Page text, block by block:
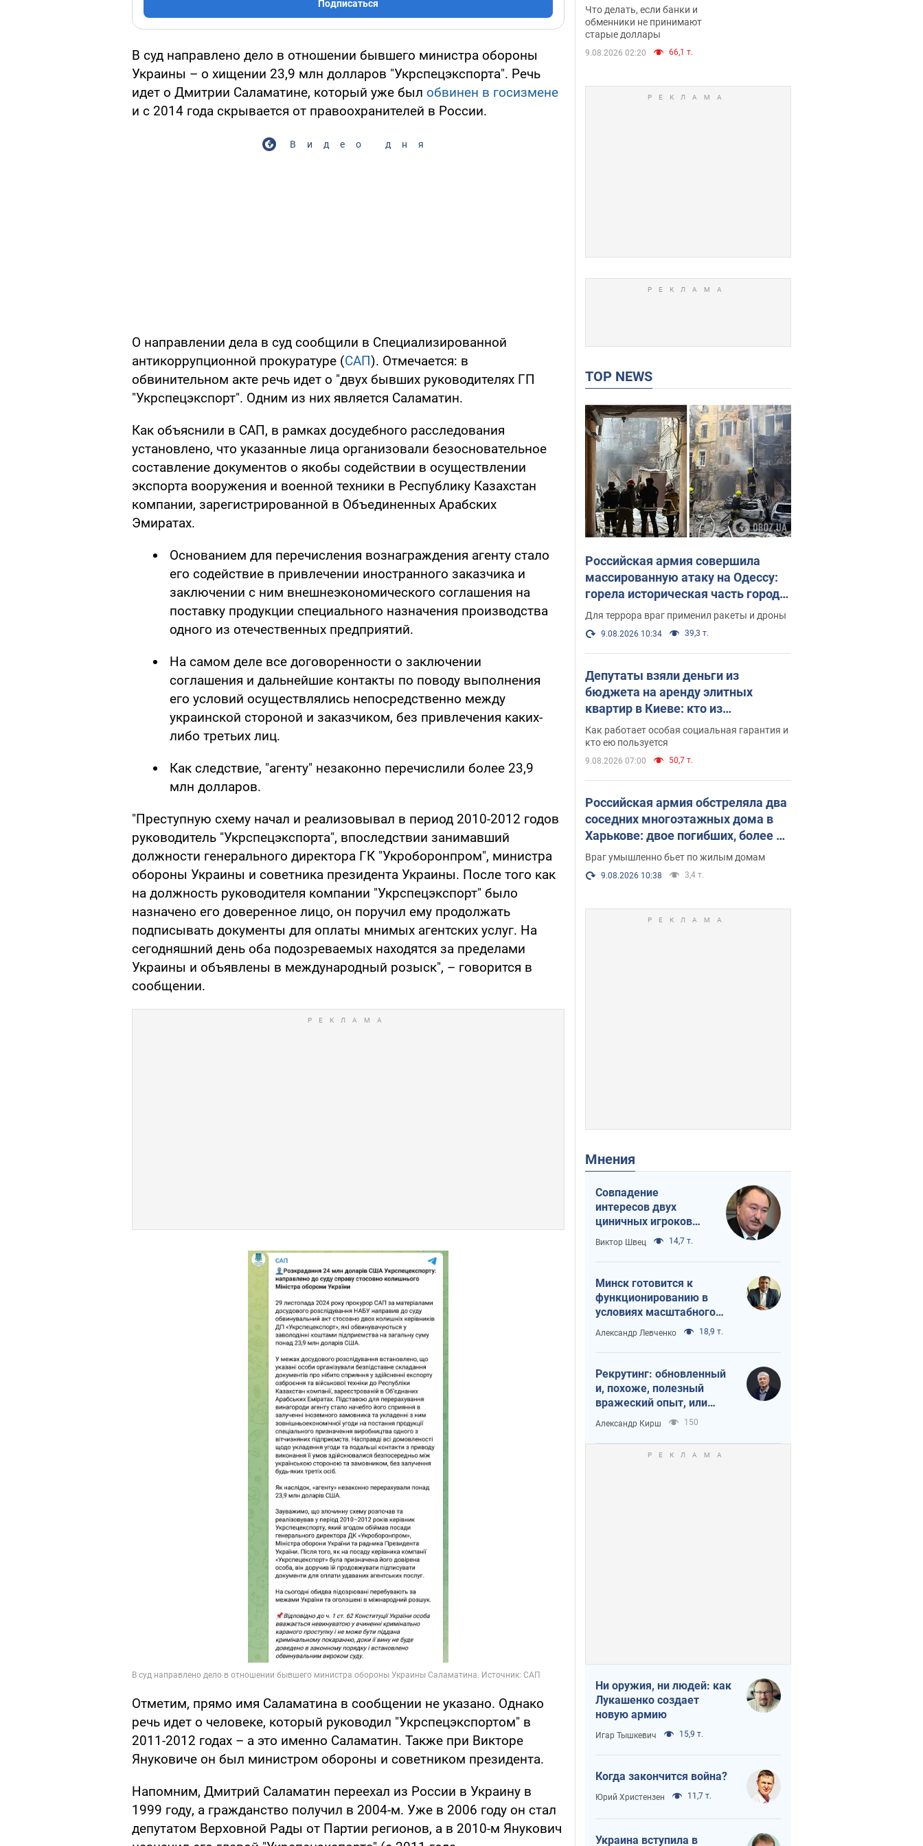
Подписаться
В суд направлено дело в отношении бывшего министра обороны
Украины – о хищении 23,9 млн долларов "Укрспецэкспорта". Речь
идет о Дмитрии Саламатине, который уже был обвинен в госизмене
и с 2014 года скрывается от правоохранителей в России.
Видео дня
О направлении дела в суд сообщили в Специализированной
антикоррупционной прокуратуре (САП). Отмечается: в
обвинительном акте речь идет о "двух бывших руководителях ГП
"Укрспецэкспорт". Одним из них является Саламатин.
Как объяснили в САП, в рамках досудебного расследования
установлено, что указанные лица организовали безосновательное
составление документов о якобы содействии в осуществлении
экспорта вооружения и военной техники в Республику Казахстан
компании, зарегистрированной в Объединенных Арабских
Эмиратах.
Основанием для перечисления вознаграждения агенту стало
его содействие в привлечении иностранного заказчика и
заключении с ним внешнеэкономического соглашения на
поставку продукции специального назначения производства
одного из отечественных предприятий.
На самом деле все договоренности о заключении
соглашения и дальнейшие контакты по поводу выполнения
его условий осуществлялись непосредственно между
украинской стороной и заказчиком, без привлечения каких-
либо третьих лиц.
Как следствие, "агенту" незаконно перечислили более 23,9
млн долларов.
"Преступную схему начал и реализовывал в период 2010-2012 годов
руководитель "Укрспецэкспорта", впоследствии занимавший
должности генерального директора ГК "Укроборонпром", министра
обороны Украины и советника президента Украины. После того как
на должность руководителя компании "Укрспецэкспорт" было
назначено его доверенное лицо, он поручил ему продолжать
подписывать документы для оплаты мнимых агентских услуг. На
сегодняшний день оба подозреваемых находятся за пределами
Украины и объявлены в международный розыск", – говорится в
сообщении.
Отметим, прямо имя Саламатина в сообщении не указано. Однако
речь идет о человеке, который руководил "Укрспецэкспортом" в
2011-2012 годах – а это именно Саламатин. Также при Викторе
Януковиче он был министром обороны и советником президента.
Напомним, Дмитрий Саламатин переехал из России в Украину в
1999 году, а гражданство получил в 2004-м. Уже в 2006 году он стал
депутатом Верховной Рады от Партии регионов, а в 2010-м Янукович
принимают ли
обменники и банки
такие купюры
Что делать, если банки и
обменники не принимают
старые доллары
9.08.2026 02:20 66,1 т.
TOP NEWS
Российская армия совершила
массированную атаку на Одессу:
горела историческая часть города,
есть пострадавшие. Фото и видео
Для террора враг применил ракеты и дроны
9.08.2026 10:34 39,3 т.
Депутаты взяли деньги из
бюджета на аренду элитных
квартир в Киеве: кто из
парламентариев просил средства
и где поселился
Как работает особая социальная гарантия и
кто ею пользуется
9.08.2026 07:00 50,7 т.
Российская армия обстреляла два
соседних многоэтажных дома в
Харькове: двое погибших, более 20
пострадавших
Враг умышленно бьет по жилым домам
9.08.2026 10:38 3,4 т.
Мнения
Совпадение
интересов двух
циничных игроков
или тайный план
Трампа и Путина?
Виктор Швец 14,7 т.
Минск готовится к
функционированию в
условиях масштабного
военного кризиса
Александр Левченко 18,9 т.
Рекрутинг: обновленный
и, похоже, полезный
вражеский опыт, или
Диалектика
требовательной трусости
Александр Кирш 150
Ни оружия, ни людей: как
Лукашенко создает
новую армию
Игар Тышкевич 15,9 т.
Когда закончится война?
Юрий Христензен 11,7 т.
Украина вступила в